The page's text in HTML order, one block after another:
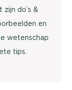
do’s &
en
wetenschap
tips.